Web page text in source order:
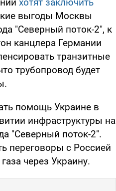
хотят заключить
выгоды Москвы
"Северный поток-2", к
канцлера Германии
транзитные
трубопровод будет
помощь Украине в
инфраструктуры на
"Северный поток-2".
переговоры с Россией
через Украину.